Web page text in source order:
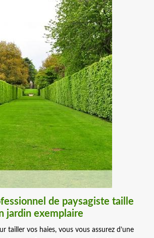
de paysagiste taille
jardin exemplaire
tailler vos haies, vous vous assurez d’une